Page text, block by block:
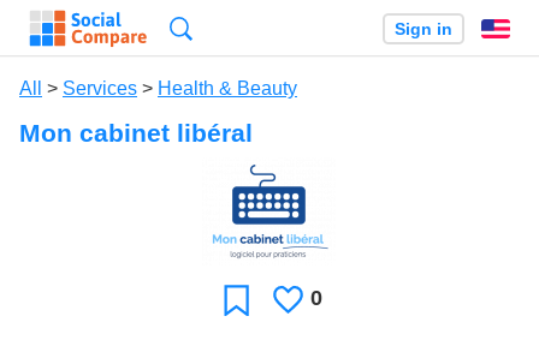
Sign in
All > Services > Health & Beauty
Mon cabinet libéral
FavoriteLikes
0